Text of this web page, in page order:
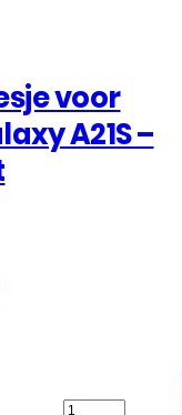
voor
A21S –
Siliconen